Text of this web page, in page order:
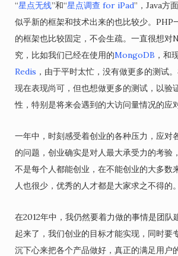
“星点无线”和“星点调查 for iPad”，Java方
似乎新的框架和技术出来的也比较少。PHP
的框架也比较固定，不会生疏。一直很想对
究，比如我们已经在使用的MongoDB ，和
Redis ，由于平时太忙，没有做更多的测试
现在表现尚可，但也想做更多的测试，以验
性，特别是将来会遇到的大访问量情况的应
一年中，时刻感受着创业的各种压力，应对
的问题，创业确实是对人最大承受力的考验
不是每个人都能创业，在不能创业的大多数
人也很少，优秀的人才都是大家求之不得的。
在2012年中，我仍然要着力做的事情是团队
起来了，我们创业的目标才能实现，同时要
沉下心来把各个产品做好，真正的满足用户